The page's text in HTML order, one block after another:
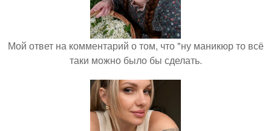
Мой ответ на комментарий о том, что "ну маникюр то всё
таки можно было бы сделать.